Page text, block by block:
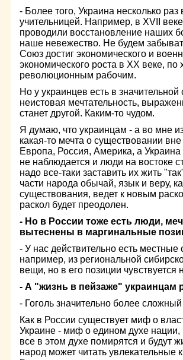
- Более того, Украина несколько
учительницей. Например, в XVII
проводили восстановление наших
наше невежество. Не будем
Союз достиг экономического и
экономического роста в XX веке, по
революционным рабочим.
Но у украинцев есть в
неистовая мечтательность,
станет другой. Каким-то чудом.
Я думаю, что украинцам - а во мне
какая-то мечта о существовании
Европа, Россия, Америка, а
не наблюдается и люди на востоке
надо все-таки заставить их жить
части народа обычай, язык и веру,
существования, ведет к новым
раскол будет преодолен.
- Но в России тоже есть люди,
вытеснены в маргинальные
- У нас действительно есть
например, из региональной
вещи, но в его позиции чувствуется
- А "жизнь в пейзаже" украинцам
- Гоголь значительно более сложный
Как в России существует миф о
Украине - миф о едином духе нации,
все в этом духе помирятся и
народ может читать